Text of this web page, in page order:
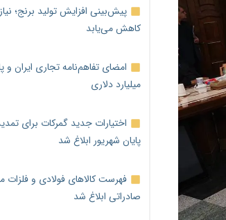
کاهش می‌یابد
میلیارد دلاری
اختیارات جدید گمرکات برای
پایان شهریور ابلاغ شد
صادراتی ابلاغ شد